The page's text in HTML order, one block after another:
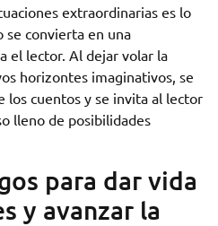
extraordinarias es lo
convierta en una
el lector. Al dejar volar la
horizontes imaginativos, se
los cuentos y se invita al lector
lleno de posibilidades
para dar vida
y avanzar la